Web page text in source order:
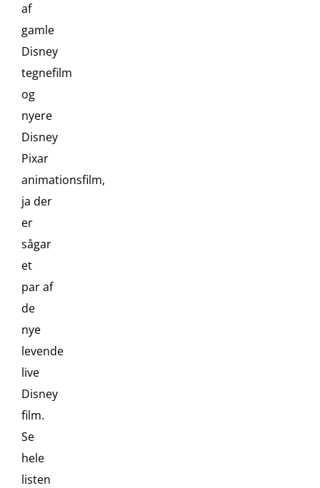
af
gamle
Disney
tegnefilm
og
nyere
Disney
Pixar
animationsfilm,
ja der
er
sågar
et
par af
de
nye
levende
live
Disney
film.
Se
hele
listen